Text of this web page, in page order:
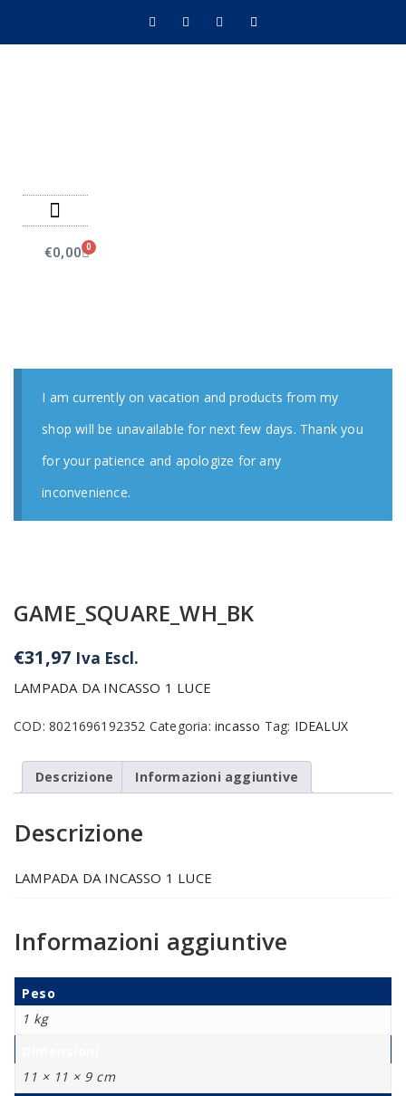
€0,00 0
I am currently on vacation and products from my
shop will be unavailable for next few days. Thank you
for your patience and apologize for any
inconvenience.
GAME_SQUARE_WH_BK
€31,97 Iva Escl.
LAMPADA DA INCASSO 1 LUCE
COD: 8021696192352 Categoria:incasso Tag: IDEALUX
Descrizione Informazioni aggiuntive
Descrizione
LAMPADA DA INCASSO 1 LUCE
Informazioni aggiuntive
Peso
1 kg
11 × 11 × 9 cm